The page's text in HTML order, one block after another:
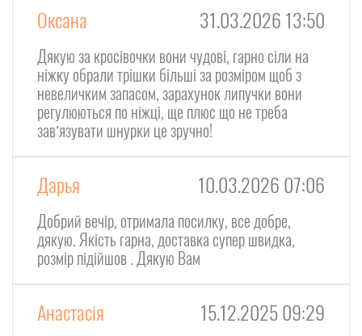
Оксана 31.03.2026 13:50
Дякую за кросівочки вони чудові, гарно сіли на
ніжку обрали трішки більші за розміром щоб з
невеличким запасом, зарахунок липучки вони
регулюються по ніжці, ще плюс що не треба
завʼязувати шнурки це зручно!
Дарья 10.03.2026 07:06
Добрий вечір, отримала посилку, все добре,
дякую. Якість гарна, доставка супер швидка,
розмір підійшов . Дякую Вам
Анастасія 15.12.2025 09:29